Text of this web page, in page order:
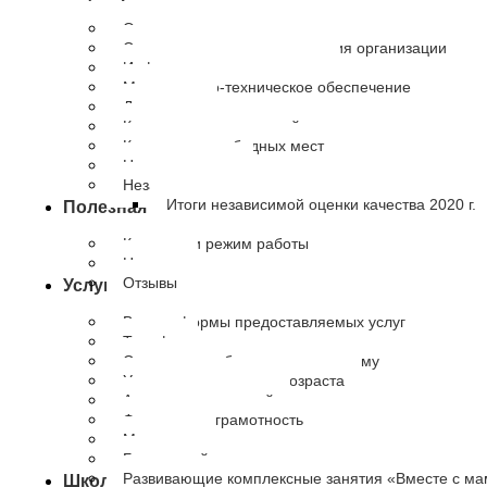
Основные сведения
Структура и органы управления организации
Информация о сотрудниках
Материально-техническое обеспечение
Документы
Количество получателей
Количество свободных мест
Наши партнеры
Независимая оценка качества
Итоги независимой оценки качества 2020 г.
Полезная информация
Контакты и режим работы
Новости
Отзывы
Услуги
Виды и формы предоставляемых услуг
Тарифы
Социальное обслуживание на дому
Университет третьего возраста
Академия родителей
Финансовая грамотность
Медиация
Буду мамой
Развивающие комплексные занятия «Вместе с
Школа приемных родителей